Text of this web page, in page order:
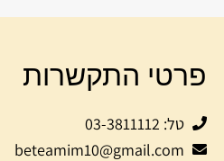
פרטי התקשרות
טל: 03-3811112
beteamim10@gmail.com